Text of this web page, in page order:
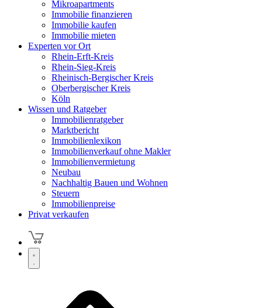
Mikroapartments
Immobilie finanzieren
Immobilie kaufen
Immobilie mieten
Experten vor Ort
Rhein-Erft-Kreis
Rhein-Sieg-Kreis
Rheinisch-Bergischer Kreis
Oberbergischer Kreis
Köln
Wissen und Ratgeber
Immobilienratgeber
Marktbericht
Immobilienlexikon
Immobilienverkauf ohne Makler
Immobilienvermietung
Neubau
Nachhaltig Bauen und Wohnen
Steuern
Immobilienpreise
Privat verkaufen